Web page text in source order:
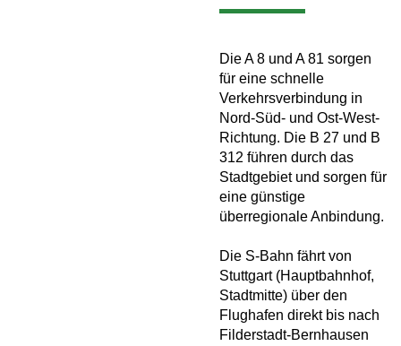
Die A 8 und A 81 sorgen
für eine schnelle
Verkehrsverbindung in
Nord-Süd- und Ost-West-
Richtung. Die B 27 und B
312 führen durch das
Stadtgebiet und sorgen für
eine günstige
überregionale Anbindung.
Die S-Bahn fährt von
Stuttgart (Hauptbahnhof,
Stadtmitte) über den
Flughafen direkt bis nach
Filderstadt-Bernhausen